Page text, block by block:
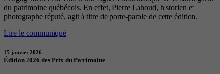
du patrimoine québécois. En effet, Pierre Lahoud, historien et
photographe réputé, agit à titre de porte-parole de cette édition.
Lire le communiqué
15 janvier 2026
Édition 2026 des Prix du Patrimoine